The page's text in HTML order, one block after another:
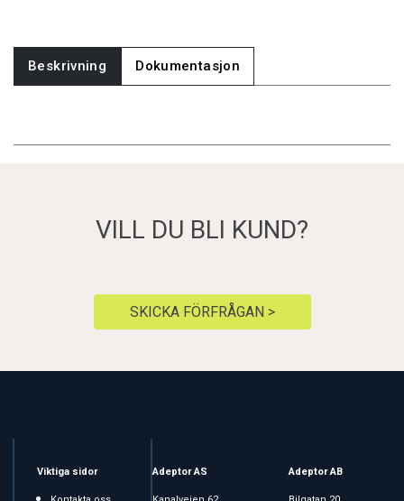
Beskrivning Dokumentasjon
VILL DU BLI KUND?
SKICKA FÖRFRÅGAN >
Viktiga sidor Adeptor AS Adeptor AB